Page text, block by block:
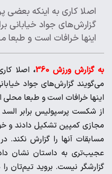
اصلا کاری به اینکه بعضی
گزارش‌های جواد خیابانی
اینها خرافات است و طبعا
به گزارش ورزش 360 ، اصلا
می‌گویند گزارش‌های جواد
اینها خرافات است و طبعا محلی
از شکست پرسپولیس برابر
مجازی کمپین تشکیل دادند و
مسابقات آنها را گزارش نکند.
عجیب‌تری به داستان نشان
گزارشگر نیست. بروید تیم‌تان